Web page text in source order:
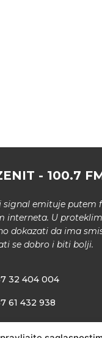
- 100.7
signal emituje putem
interneta. U
dokazati da ima
se dobro i biti bolji.
32 404 004
61 432 938